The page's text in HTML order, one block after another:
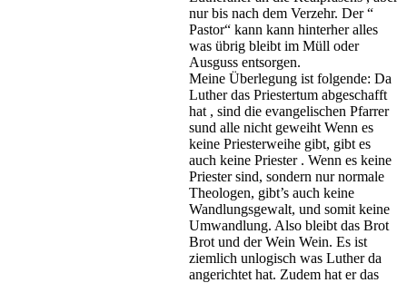
nur bis nach dem Verzehr. Der “
Pastor“ kann kann hinterher alles
was übrig bleibt im Müll oder
Ausguss entsorgen.
Meine Überlegung ist folgende: Da
Luther das Priestertum abgeschafft
hat , sind die evangelischen Pfarrer
sund alle nicht geweiht Wenn es
keine Priesterweihe gibt, gibt es
auch keine Priester . Wenn es keine
Priester sind, sondern nur normale
Theologen, gibt’s auch keine
Wandlungsgewalt, und somit keine
Umwandlung. Also bleibt das Brot
Brot und der Wein Wein. Es ist
ziemlich unlogisch was Luther da
angerichtet hat. Zudem hat er das